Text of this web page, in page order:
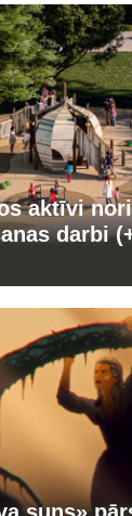
aktīvi
darbi